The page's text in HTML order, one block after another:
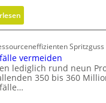
W
e
k
z
e
:
H
b
r
i
d
Spritzguss
vermeiden
lediglich rund neun
350 bis 360